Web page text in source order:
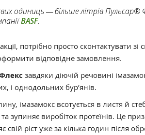
одиниць —більше літрів Пульсар®
BASF.
потрібно просто сконтактувати зі
відповідне замовлення.
завдяки діючій речовині
і однодольних бур’янів.
імазамокс всотується в листя й
зупиняє виробіток протеїнів. Це
свій ріст уже за кілька годин після